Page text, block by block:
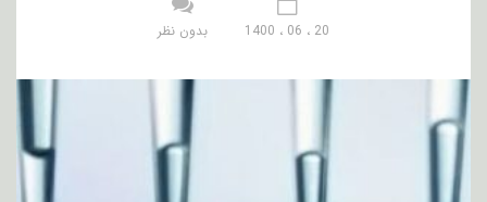
20 ، 06 ، 1400 بدون نظر